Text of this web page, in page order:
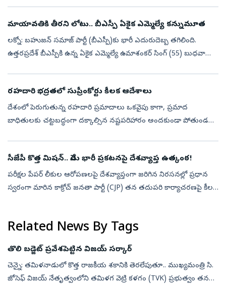
మాయావతికి తీరని లోటు.. బీఎస్పీ ఏకైక ఎమ్మెల్యే కన్నుమూత
లక్నో: బహుజన్ సమాజ్ పార్టీ (బీఎస్పీ)కు భారీ ఎదురుదెబ్బ తగిలింది.
ఉత్తరప్రదేశ్ బీఎస్పీకి ఉన్న ఏకైక ఎమ్మెల్యే ఉమాశంకర్ సింగ్ (55) బుధవారం
రహదారి భద్రతలో సుప్రీంకోర్టు కీలక ఆదేశాలు
దేశంలో పెరుగుతున్న రహదారి ప్రమాదాలు ఒకవైపు కాగా, ప్రమాద
బాధితులకు చట్టబద్ధంగా దక్కాల్సిన నష్టపరిహారం అందకుండా పోతుండటం
సీజేపీ కొత్త మిషన్‌.. నేడు భారీ ప్రకటనపై దేశవ్యాప్త ఉత్కంఠ!
పరీక్షల పేపర్ లీకుల ఆరోపణలపై దేశవ్యాప్తంగా జరిగిన నిరసనల్లో ప్రధాన
స్వరంగా మారిన కాక్రోచ్‌ జనతా పార్టీ (CJP) తన తదుపరి కార్యాచరణపై కీలక
Related News By Tags
తొలి బడ్జెట్‌ ప్రవేశపెట్టిన విజయ్‌ సర్కార్‌
చెన్నై: తమిళనాడులో కొత్త రాజకీయ శకానికి తెరలేపుతూ.. ముఖ్యమంత్రి సి.
జోసెఫ్ విజయ్ నేతృత్వంలోని తమిళగ వెట్రి కళగం (TVK) ప్రభుత్వం తన